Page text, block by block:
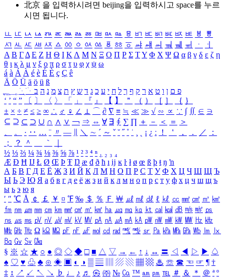
北京 을 입력하시려면 beijing을 입력하시고 space를 누르
시면 됩니다.
ㅥ ㅦ ㅧ ㅨ ㅩ ㅪ ㅫ ㅬ ㅭ ㅮ ㅯ ㅰ ㅱ ㅲ ㅳ ㅴ ㅵ ㅶ ㅷ ㅸ
ㅹ
ㅺ ㅻ ㅼ ㅽ ㅾ ㅿ ㆀ ㆁ ㆂ ㆃ ㆄ ㆅ ㆆ ㆇ ㆈ ㆉ ㆊ ㆋ ㆌ ㆍ
ㆎ
Α Β ΓΔ Ε Ζ Η Θ Ι ΚΛ Μ Ν Ξ Ο Π Ρ Σ ΤΥ Φ Χ Ψ Ω α β γ δ ε ζ η
θ ι κ λ μ ν ξ ο π ρ σ τ υ φ χ ψ ω
á à Á À é è É È ç Ç ê
Ä Ö Ü ä ö ü ß
ִֶֹ ֻּ ׁׂ פ ם ן ו ט א ר ק ף ך ל ח י ע כ ג ד ש ץ ת צ מ נ ה ב
‘ ’ “ ” 〔 〕 〈 〉 「 」 『 』 【 】 ＂ （ ） ［ ］ ｛ ｝
± × ÷ ≠ ≤ ≥ ∞ ∴ ♂ ♀ ∠ ⊥ ⌒ ∂ ∇ ≡ ≒ ≪ ≫ √ ∽ ∝ ∵ ∫ ∬ ∈ ∋
⊆ ⊇ ⊂ ⊃ ∪ ∩ ∧ ∨ ￢ ⇒ ⇔ ∀ ∃ ∮ ∑ ∏ ＋ － ＜ ＝
＞
、
。 · ‥ … ¨ 〃 ― ＼ ∼ ´ ～ ˇ ˘ ˝ ˚ ˙ ¸ ¡ ¿ ː ！ ＇ ， ． ／
：
；
？ ＾ ｀
½ ⅓ ⅔ ¼ ¾ ⅛ ⅜ ⅝ ⅞ ¹ ² ³ ⁴ ⁿ ₁ ₂ ₃ ₄
Æ Ð Ħ Ĳ Ł Ø Œ Þ Ŧ Ŋ æ đ ð ħ ı ĳ ĸ ŀ ł ø œ ß þ ŧ ŋ ŉ
А Б В Г Д Е Ё Ж З И Й К Л М Н О П Р С Т У Ф Х Ц Ч Ш Щ Ъ
Ы Ь Э Ю Я а б в г д е ё ж з и й к л м н о п р с т у ф х ц ч ш щ ъ
ы ь э ю я
′ ″ ℃ Å ￠ ￡ ￥ ¤ ℉ ‰ ＄ ％ Ｆ ￦ ㎕ ㎖ ㎗ ℓ ㎘ ㏄ ㎣ ㎤ ㎥ ㎦
㎙ ㎚ ㎛ ㎜ ㎝ ㎞ ㎟ ㎠ ㎡ ㎢ ㏊ ㎍ ㎎ ㎏ ㏏ ㎈ ㎉ ㏈ ㎧ ㎨ ㎰
㎱ ㎲ ㎳ ㎴ ㎵ ㎶ ㎷ ㎸ ㎹ ㎀ ㎁ ㎂ ㎃ ㎄ ㎺ ㎻ ㎽ ㎾ ㎿ ㎐ ㎑
㎒ ㎓ ㎔ Ω ㏀ ㏁ ㎊ ㎋ ㎌ ㏖ ㏅ ㎭ ㎮ ㎯ ㏛ ㎩ ㎪ ㎫ ㎬ ㏝ ㏐
㏓
㏃ ㏉ ㏜ ㏆
§ ※ ☆ ★ ○ ● ◎ ◇ ◆ □ ■ △ ▽ → ← ↑ ↓ ↔ 〓 ◁ ◀ ▷ ▶ ♤
♠ ♡ ♥ ♧ ♣ ⊙ ◈ ▣ ◐ ◑ ▒ ▤ ▨ ▧ ▦ ▩ ♨ ☏ ☎ ☜ ☞ ¶ †
‡ ↕ ↗ ↙ ↖ ↘ ♭ ♩ ♪ ♬ ㉿ ㈜ № ㏇ ™ ㏂ ㏘ ℡ ＃ ＆ ＊ ＠ ª º